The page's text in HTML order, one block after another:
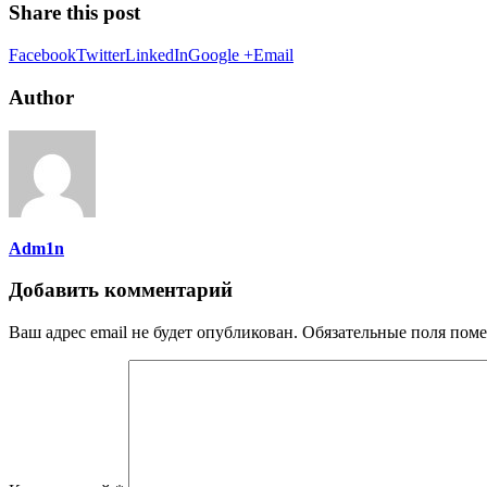
Share this post
FacebookTwitterLinkedInGoogle +Email
Author
Adm1n
Добавить комментарий
Ваш адрес email не будет опубликован. Обязательные поля